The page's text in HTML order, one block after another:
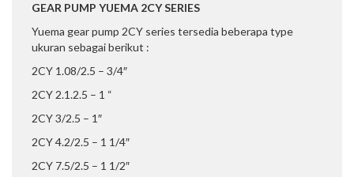
GEAR PUMP YUEMA 2CY SERIES
Yuema gear pump 2CY series tersedia beberapa type
ukuran sebagai berikut :
2CY 1.08/2.5 – 3/4″
2CY 2.1.2.5 – 1 “
2CY 3/2.5 – 1″
2CY 4.2/2.5 – 1 1/4″
2CY 7.5/2.5 – 1 1/2″